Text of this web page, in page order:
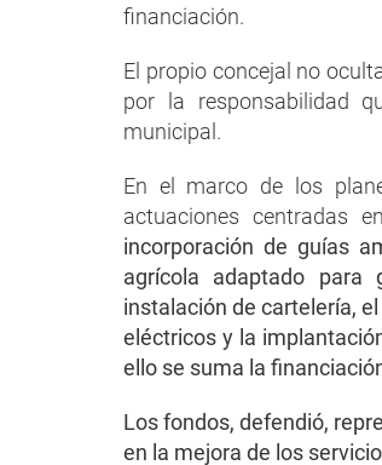
financiación.
El propio concejal no
por la responsabilidad
municipal.
En el marco de los
actuaciones centradas
incorporación de guías
agrícola adaptado
instalación de cartelería,
eléctricos y la
ello se suma la
Los fondos, defendió,
en la mejora de los